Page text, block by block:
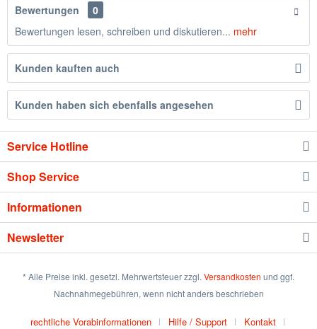
Bewertungen
0
Bewertungen lesen, schreiben und diskutieren... mehr
Kunden kauften auch
Kunden haben sich ebenfalls angesehen
Service Hotline
Shop Service
Informationen
Newsletter
* Alle Preise inkl. gesetzl. Mehrwertsteuer zzgl. Versandkosten und ggf.
Nachnahmegebühren, wenn nicht anders beschrieben
rechtliche Vorabinformationen Hilfe / Support Kontakt